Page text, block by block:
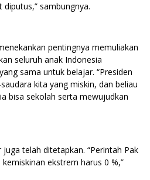
sambungnya.
pentingnya memuliakan
seluruh anak Indonesia
sama untuk belajar. “Presiden
kita yang miskin, dan beliau
bisa sekolah serta mewujudkan
telah ditetapkan. “Perintah Pak
ekstrem harus 0 %,”